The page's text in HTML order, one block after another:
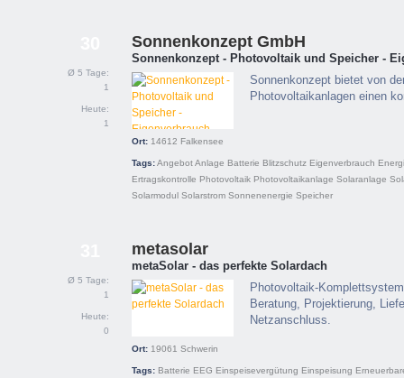
Ø 5 Tage:
1
Heute:
1
Sonnenkonzept GmbH
Sonnenkonzept - Photovoltaik und Speicher -
Sonnenkonzept bietet von
Photovoltaikanlagen einen
Ort: 14612 Falkensee
Tags:AngebotAnlage Batterie Blitzschutz Eigenverbrauch
Ertragskontrolle Photovoltaik Photovoltaikanlage Solaranlage
Solarmodul Solarstrom Sonnenenergie Speicher
Ø 5 Tage:
1
Heute:
0
metasolar
metaSolar - das perfekte Solardach
Photovoltaik-
Beratung, Projektierung,
Netzanschluss.
Ort: 19061 Schwerin
Tags: Batterie EEG Einspeisevergütung Einspeisung